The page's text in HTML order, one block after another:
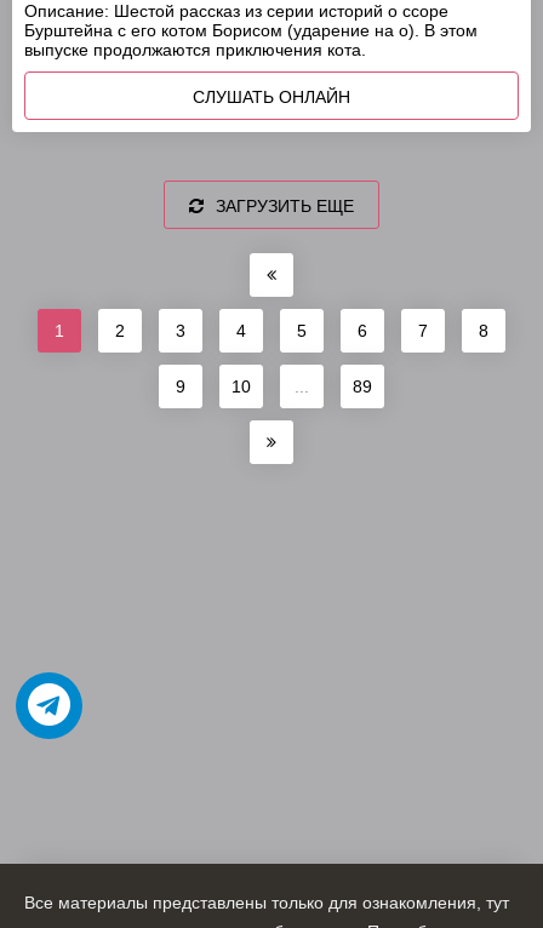
Описание: Шестой рассказ из серии историй о ссоре
Бурштейна с его котом Борисом (ударение на о). В этом
выпуске продолжаются приключения кота.
СЛУШАТЬ ОНЛАЙН
ЗАГРУЗИТЬ ЕЩЕ
1 2 3 4 5 6 7 8
9 10 89
Все материалы представлены только для ознакомления, тут